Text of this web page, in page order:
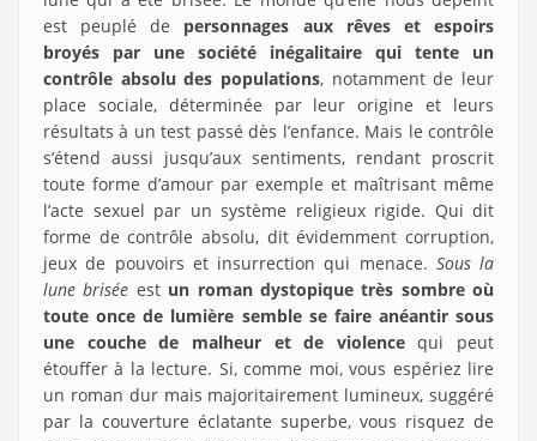
est peuplé de personnages aux rêves et espoirs
broyés par une société inégalitaire qui tente un
contrôle absolu des populations, notamment de leur
place sociale, déterminée par leur origine et leurs
résultats à un test passé dès l’enfance. Mais le contrôle
s’étend aussi jusqu’aux sentiments, rendant proscrit
toute forme d’amour par exemple et maîtrisant même
l’acte sexuel par un système religieux rigide. Qui dit
forme de contrôle absolu, dit évidemment corruption,
jeux de pouvoirs et insurrection qui menace. Sous la
lune brisée est un roman dystopique très sombre où
toute once de lumière semble se faire anéantir sous
une couche de malheur et de violencequi peut
étouffer à la lecture. Si, comme moi, vous espériez lire
un roman dur mais majoritairement lumineux, suggéré
par la couverture éclatante superbe, vous risquez de